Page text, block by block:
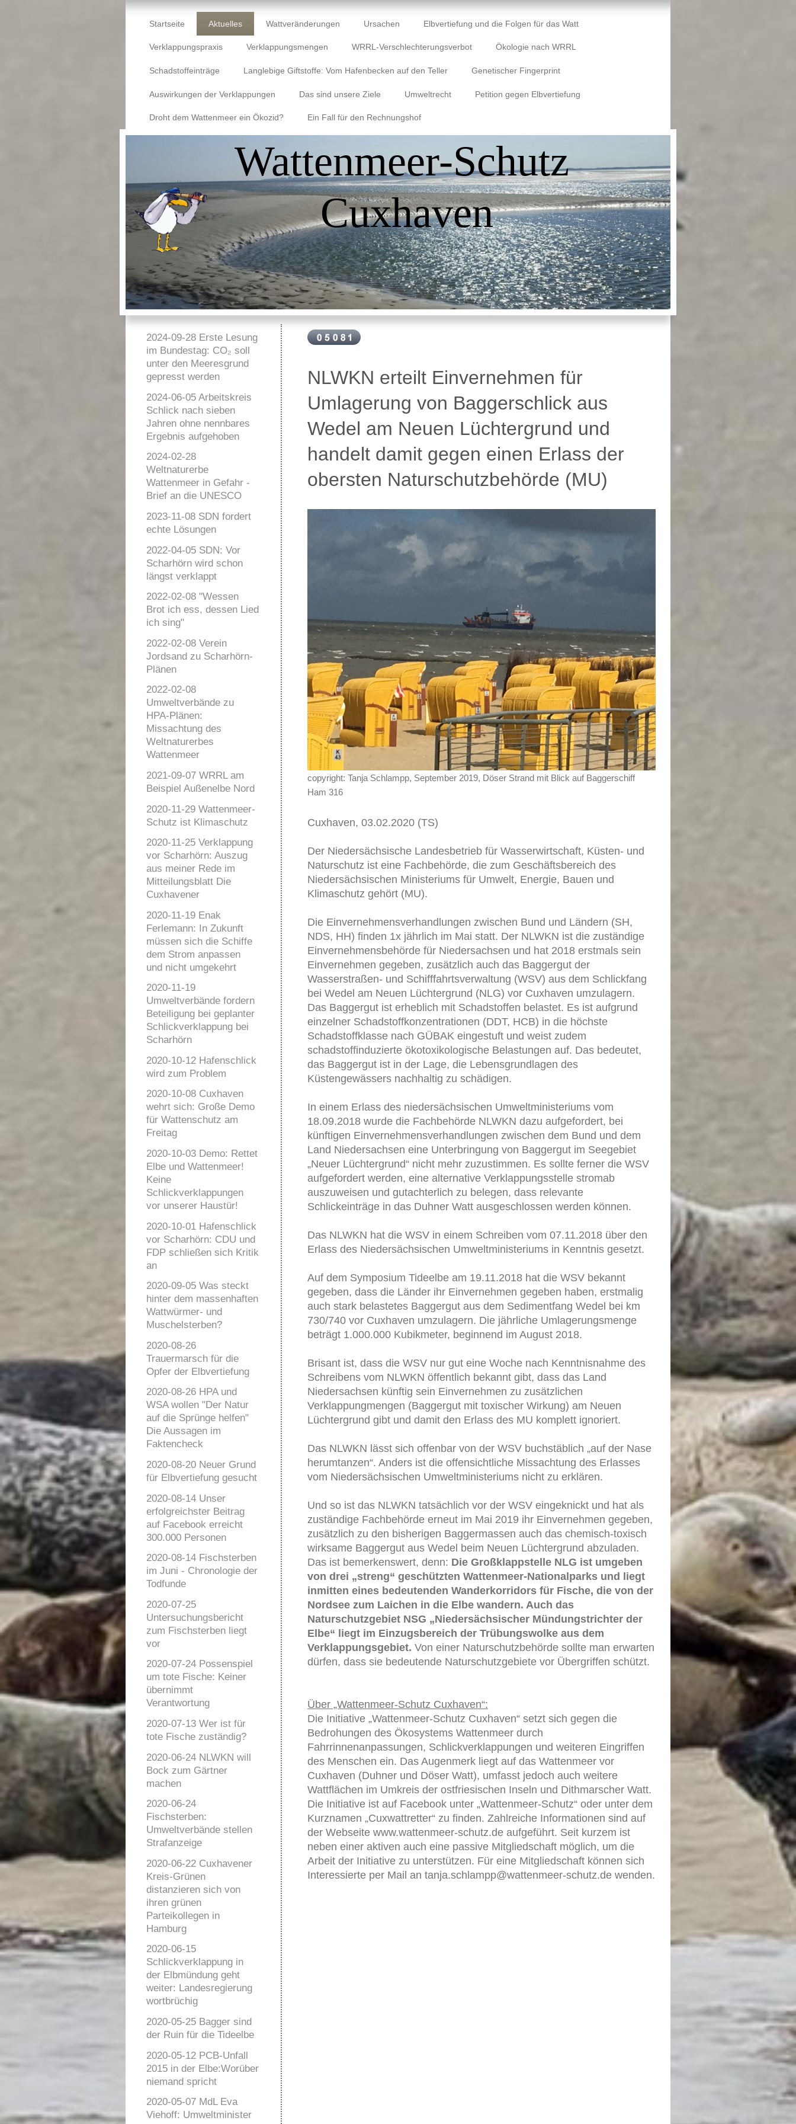
Startseite Aktuelles Wattveränderungen Ursachen Elbvertiefung und die Folgen für das Watt
Verklappungspraxis Verklappungsmengen WRRL-Verschlechterungsverbot Ökologie nach WRRL
Schadstoffeinträge Langlebige Giftstoffe: Vom Hafenbecken auf den Teller Genetischer Fingerprint
Auswirkungen der Verklappungen Das sind unsere Ziele Umweltrecht Petition gegen Elbvertiefung
Droht dem Wattenmeer ein Ökozid? Ein Fall für den Rechnungshof
Wattenmeer-Schutz
Cuxhaven
NLWKN erteilt Einvernehmen für
Umlagerung von Baggerschlick aus
Wedel am Neuen Lüchtergrund und
handelt damit gegen einen Erlass der
obersten Naturschutzbehörde (MU)
copyright: Tanja Schlampp, September 2019, Döser Strand mit Blick auf Baggerschiff
Ham 316
Cuxhaven, 03.02.2020 (TS)
Der Niedersächsische Landesbetrieb für Wasserwirtschaft, Küsten- und
Naturschutz ist eine Fachbehörde, die zum Geschäftsbereich des
Niedersächsischen Ministeriums für Umwelt, Energie, Bauen und
Klimaschutz gehört (MU).
Die Einvernehmensverhandlungen zwischen Bund und Ländern (SH,
NDS, HH) finden 1x jährlich im Mai statt. Der NLWKN ist die zuständige
Einvernehmensbehörde für Niedersachsen und hat 2018 erstmals sein
Einvernehmen gegeben, zusätzlich auch das Baggergut der
Wasserstraßen- und Schifffahrtsverwaltung (WSV) aus dem Schlickfang
bei Wedel am Neuen Lüchtergrund (NLG) vor Cuxhaven umzulagern.
Das Baggergut ist erheblich mit Schadstoffen belastet. Es ist aufgrund
einzelner Schadstoffkonzentrationen (DDT, HCB) in die höchste
Schadstoffklasse nach GÜBAK eingestuft und weist zudem
schadstoffinduzierte ökotoxikologische Belastungen auf. Das bedeutet,
das Baggergut ist in der Lage, die Lebensgrundlagen des
Küstengewässers nachhaltig zu schädigen.
In einem Erlass des niedersächsischen Umweltministeriums vom
18.09.2018 wurde die Fachbehörde NLWKN dazu aufgefordert, bei
künftigen Einvernehmensverhandlungen zwischen dem Bund und dem
Land Niedersachsen eine Unterbringung von Baggergut im Seegebiet
„Neuer Lüchtergrund“ nicht mehr zuzustimmen. Es sollte ferner die WSV
aufgefordert werden, eine alternative Verklappungsstelle stromab
auszuweisen und gutachterlich zu belegen, dass relevante
Schlickeinträge in das Duhner Watt ausgeschlossen werden können.
Das NLWKN hat die WSV in einem Schreiben vom 07.11.2018 über den
Erlass des Niedersächsischen Umweltministeriums in Kenntnis gesetzt.
Auf dem Symposium Tideelbe am 19.11.2018 hat die WSV bekannt
gegeben, dass die Länder ihr Einvernehmen gegeben haben, erstmalig
auch stark belastetes Baggergut aus dem Sedimentfang Wedel bei km
730/740 vor Cuxhaven umzulagern. Die jährliche Umlagerungsmenge
beträgt 1.000.000 Kubikmeter, beginnend im August 2018.
Brisant ist, dass die WSV nur gut eine Woche nach Kenntnisnahme des
Schreibens vom NLWKN öffentlich bekannt gibt, dass das Land
Niedersachsen künftig sein Einvernehmen zu zusätzlichen
Verklappungmengen (Baggergut mit toxischer Wirkung) am Neuen
Lüchtergrund gibt und damit den Erlass des MU komplett ignoriert.
Das NLWKN lässt sich offenbar von der WSV buchstäblich „auf der Nase
herumtanzen“. Anders ist die offensichtliche Missachtung des Erlasses
vom Niedersächsischen Umweltministeriums nicht zu erklären.
Und so ist das NLWKN tatsächlich vor der WSV eingeknickt und hat als
zuständige Fachbehörde erneut im Mai 2019 ihr Einvernehmen gegeben,
zusätzlich zu den bisherigen Baggermassen auch das chemisch-toxisch
wirksame Baggergut aus Wedel beim Neuen Lüchtergrund abzuladen.
Das ist bemerkenswert, denn: Die Großklappstelle NLG ist umgeben
von drei „streng“ geschützten Wattenmeer-Nationalparks und liegt
inmitten eines bedeutenden Wanderkorridors für Fische, die von der
Nordsee zum Laichen in die Elbe wandern. Auch das
Naturschutzgebiet NSG „Niedersächsischer Mündungstrichter der
Elbe“ liegt im Einzugsbereich der Trübungswolke aus dem
Verklappungsgebiet. Von einer Naturschutzbehörde sollte man erwarten
dürfen, dass sie bedeutende Naturschutzgebiete vor Übergriffen schützt.
Über „Wattenmeer-Schutz Cuxhaven“:
Die Initiative „Wattenmeer-Schutz Cuxhaven“ setzt sich gegen die
Bedrohungen des Ökosystems Wattenmeer durch
Fahrrinnenanpassungen, Schlickverklappungen und weiteren Eingriffen
des Menschen ein. Das Augenmerk liegt auf das Wattenmeer vor
Cuxhaven (Duhner und Döser Watt), umfasst jedoch auch weitere
Wattflächen im Umkreis der ostfriesischen Inseln und Dithmarscher Watt.
Die Initiative ist auf Facebook unter „Wattenmeer-Schutz“ oder unter dem
Kurznamen „Cuxwattretter“ zu finden. Zahlreiche Informationen sind auf
der Webseite www.wattenmeer-schutz.de aufgeführt. Seit kurzem ist
neben einer aktiven auch eine passive Mitgliedschaft möglich, um die
Arbeit der Initiative zu unterstützen. Für eine Mitgliedschaft können sich
Interessierte per Mail an tanja.schlampp@wattenmeer-schutz.de wenden.
2024-09-28 Erste Lesung
im Bundestag: CO₂ soll
unter den Meeresgrund
gepresst werden
2024-06-05 Arbeitskreis
Schlick nach sieben
Jahren ohne nennbares
Ergebnis aufgehoben
2024-02-28
Weltnaturerbe
Wattenmeer in Gefahr -
Brief an die UNESCO
2023-11-08 SDN fordert
echte Lösungen
2022-04-05 SDN: Vor
Scharhörn wird schon
längst verklappt
2022-02-08 "Wessen
Brot ich ess, dessen Lied
ich sing"
2022-02-08 Verein
Jordsand zu Scharhörn-
Plänen
2022-02-08
Umweltverbände zu
HPA-Plänen:
Missachtung des
Weltnaturerbes
Wattenmeer
2021-09-07 WRRL am
Beispiel Außenelbe Nord
2020-11-29 Wattenmeer-
Schutz ist Klimaschutz
2020-11-25 Verklappung
vor Scharhörn: Auszug
aus meiner Rede im
Mitteilungsblatt Die
Cuxhavener
2020-11-19 Enak
Ferlemann: In Zukunft
müssen sich die Schiffe
dem Strom anpassen
und nicht umgekehrt
2020-11-19
Umweltverbände fordern
Beteiligung bei geplanter
Schlickverklappung bei
Scharhörn
2020-10-12 Hafenschlick
wird zum Problem
2020-10-08 Cuxhaven
wehrt sich: Große Demo
für Wattenschutz am
Freitag
2020-10-03 Demo: Rettet
Elbe und Wattenmeer!
Keine
Schlickverklappungen
vor unserer Haustür!
2020-10-01 Hafenschlick
vor Scharhörn: CDU und
FDP schließen sich Kritik
an
2020-09-05 Was steckt
hinter dem massenhaften
Wattwürmer- und
Muschelsterben?
2020-08-26
Trauermarsch für die
Opfer der Elbvertiefung
2020-08-26 HPA und
WSA wollen "Der Natur
auf die Sprünge helfen"
Die Aussagen im
Faktencheck
2020-08-20 Neuer Grund
für Elbvertiefung gesucht
2020-08-14 Unser
erfolgreichster Beitrag
auf Facebook erreicht
300.000 Personen
2020-08-14 Fischsterben
im Juni - Chronologie der
Todfunde
2020-07-25
Untersuchungsbericht
zum Fischsterben liegt
vor
2020-07-24 Possenspiel
um tote Fische: Keiner
übernimmt
Verantwortung
2020-07-13 Wer ist für
tote Fische zuständig?
2020-06-24 NLWKN will
Bock zum Gärtner
machen
2020-06-24
Fischsterben:
Umweltverbände stellen
Strafanzeige
2020-06-22 Cuxhavener
Kreis-Grünen
distanzieren sich von
ihren grünen
Parteikollegen in
Hamburg
2020-06-15
Schlickverklappung in
der Elbmündung geht
weiter: Landesregierung
wortbrüchig
2020-05-25 Bagger sind
der Ruin für die Tideelbe
2020-05-12 PCB-Unfall
2015 in der Elbe:Worüber
niemand spricht
2020-05-07 MdL Eva
Viehoff: Umweltminister